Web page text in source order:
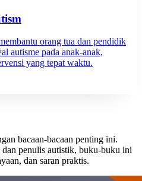
orang tua dan pendidik
autisme pada anak-anak,
yang tepat waktu.
bacaan-bacaan penting ini.
penulis autistik, buku-buku ini
dan saran praktis.